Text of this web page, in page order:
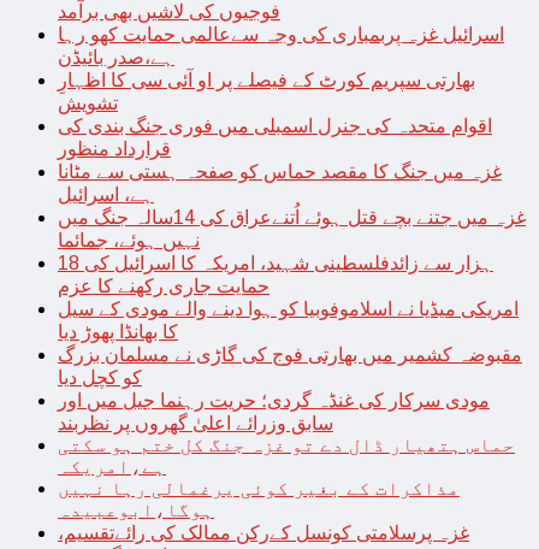
فوجیوں کی لاشیں بھی برآمد
اسرائیل غزہ پربمباری کی وجہ سےعالمی حمایت کھو رہا
ہے،صدر بائیڈن
بھارتی سپریم کورٹ کے فیصلے پر او آئی سی کا اظہارِ
تشویش
اقوام متحدہ کی جنرل اسمبلی میں فوری جنگ بندی کی
قرارداد منظور
غزہ میں جنگ کا مقصد حماس کو صفحہ ہستی سے مٹانا
ہے، اسرائیل
غزہ میں جتنے بچے قتل ہوئے اُتنےعراق کی 14سالہ جنگ میں
نہیں ہوئے، جمائما
18 ہزار سے زائدفلسطینی شہید، امریکہ کا اسرائیل کی
حمایت جاری رکھنے کا عزم
امریکی میڈیا نے اسلاموفوبیا کو ہوا دینے والے مودی کے سیل
کا بھانڈا پھوڑ دیا
مقبوضہ کشمیر میں بھارتی فوج کی گاڑی نے مسلمان بزرگ
کو کچل دیا
مودی سرکار کی غنڈہ گردی؛ حریت رہنما جیل میں اور
سابق وزرائے اعلیٰ گھروں پر نظربند
حماس ہتھیار ڈال دے تو غزہ جنگ کل ختم ہو سکتی
ہے،امریکہ
مذاکرات کے بغیر کوئی یرغمالی رہا نہیں
ہوگا،ابوعبیدہ
غزہ پرسلامتی کونسل کےرکن ممالک کی رائےتقسیم،